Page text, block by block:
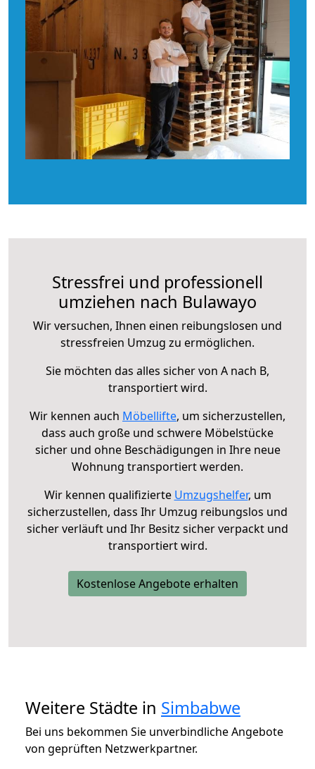
Stressfrei und professionell
umziehen nach Bulawayo
Wir versuchen, Ihnen einen reibungslosen und
stressfreien Umzug zu ermöglichen.
Sie möchten das alles sicher von A nach B,
transportiert wird.
Wir kennen auch Möbellifte, um sicherzustellen,
dass auch große und schwere Möbelstücke
sicher und ohne Beschädigungen in Ihre neue
Wohnung transportiert werden.
Wir kennen qualifizierte Umzugshelfer, um
sicherzustellen, dass Ihr Umzug reibungslos und
sicher verläuft und Ihr Besitz sicher verpackt und
transportiert wird.
Kostenlose Angebote erhalten
Weitere Städte in Simbabwe
Bei uns bekommen Sie unverbindliche Angebote
von geprüften Netzwerkpartner.